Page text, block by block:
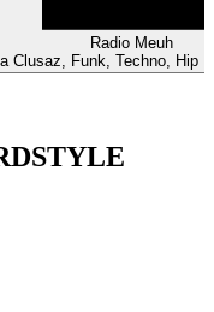
Radio Meuh
La Clusaz, Funk, Techno, Hip